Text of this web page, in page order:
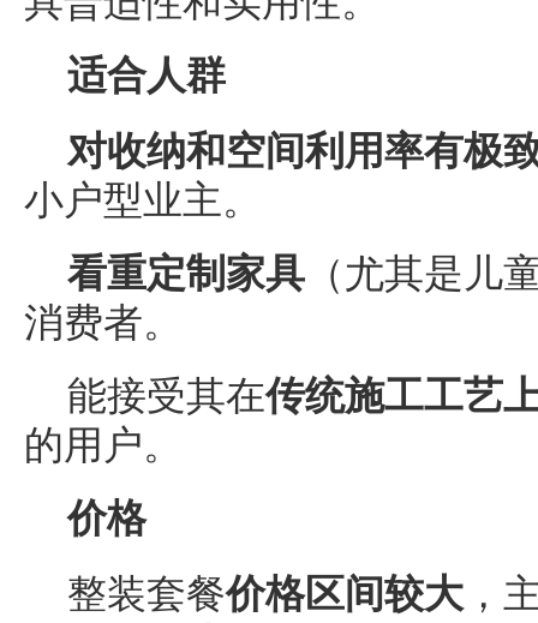
适合人群
对收纳和空间利用率有极
小户型业主。
看重定制家具 （尤其是儿
消费者。
能接受其在传统施工工艺
的用户。
价格
整装套餐价格区间较大 ，